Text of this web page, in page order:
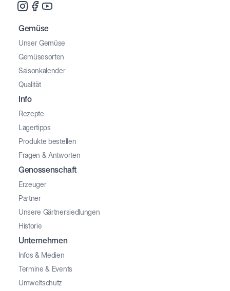
Gemüse
Unser Gemüse
Gemüsesorten
Saisonkalender
Qualität
Info
Rezepte
Lagertipps
Produkte bestellen
Fragen & Antworten
Genossenschaft
Erzeuger
Partner
Unsere Gärtnersiedlungen
Historie
Unternehmen
Infos & Medien
Termine & Events
Umweltschutz